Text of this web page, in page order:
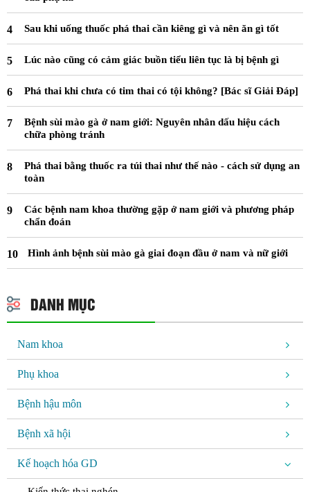
Sau khi uống thuốc phá thai cần kiêng gì và nên ăn gì tốt
Lúc nào cũng có cảm giác buồn tiểu liên tục là bị bệnh gì
Phá thai khi chưa có tim thai có tội không? [Bác sĩ Giải Đáp]
Bệnh sùi mào gà ở nam giới: Nguyên nhân dấu hiệu cách
chữa phòng tránh
Phá thai bằng thuốc ra túi thai như thế nào - cách sử dụng an
toàn
Các bệnh nam khoa thường gặp ở nam giới và phương pháp
chẩn đoán
Hình ảnh bệnh sùi mào gà giai đoạn đầu ở nam và nữ giới
DANH MỤC
Nam khoa
Phụ khoa
Bệnh hậu môn
Bệnh xã hội
Kế hoạch hóa GD